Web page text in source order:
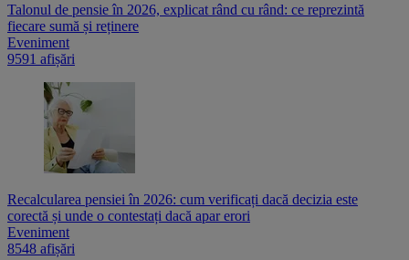
Talonul de pensie în 2026, explicat rând cu rând: ce reprezintă
fiecare sumă și reținere
Eveniment
9591 afișări
Recalcularea pensiei în 2026: cum verificați dacă decizia este
corectă și unde o contestați dacă apar erori
Eveniment
8548 afișări